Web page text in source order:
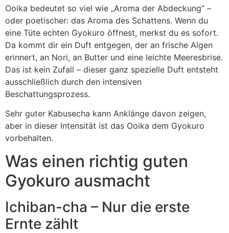
Ooika bedeutet so viel wie „Aroma der Abdeckung“ –
oder poetischer: das Aroma des Schattens. Wenn du
eine Tüte echten Gyokuro öffnest, merkst du es sofort.
Da kommt dir ein Duft entgegen, der an frische Algen
erinnert, an Nori, an Butter und eine leichte Meeresbrise.
Das ist kein Zufall – dieser ganz spezielle Duft entsteht
ausschließlich durch den intensiven
Beschattungsprozess.
Sehr guter Kabusecha kann Anklänge davon zeigen,
aber in dieser Intensität ist das Ooika dem Gyokuro
vorbehalten.
Was einen richtig guten
Gyokuro ausmacht
Ichiban-cha – Nur die erste
Ernte zählt